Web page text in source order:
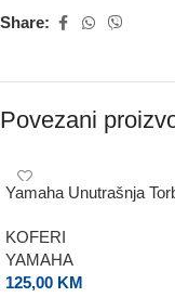
Share:
Povezani
Yamaha Unutrašnja
KOFERI
YAMAHA
125,00 KM